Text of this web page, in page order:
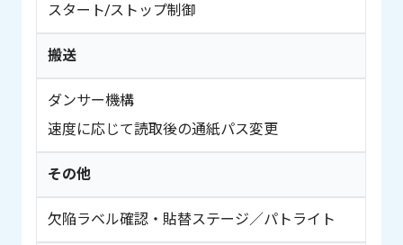
スタート/ストップ制御
搬送
ダンサー機構
速度に応じて読取後の通紙パス変更
その他
欠陥ラベル確認・貼替ステージ／パトライト